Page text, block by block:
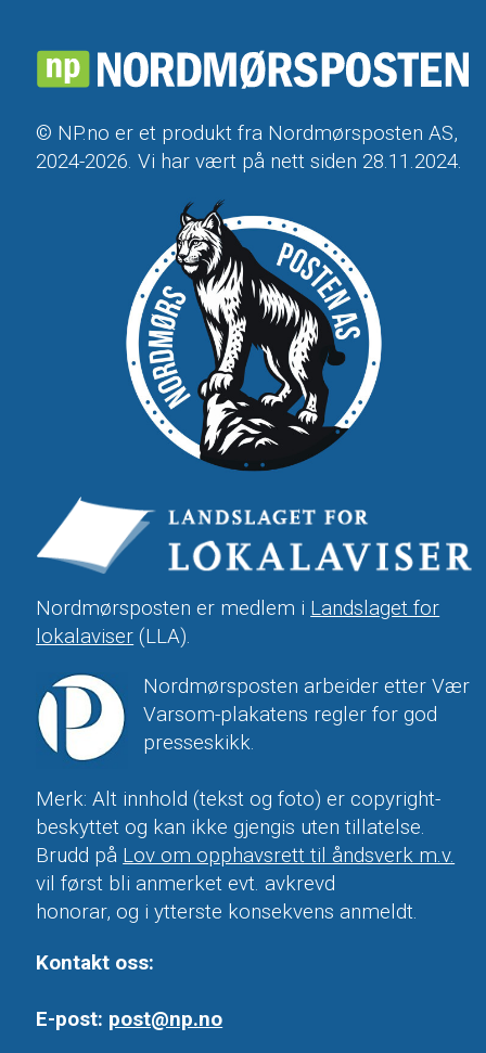
© NP.no er et produkt fra Nordmørsposten AS,
2024-2026. Vi har vært på nett siden 28.11.2024.
Nordmørsposten er medlem i Landslaget for
lokalaviser (LLA).
Nordmørsposten arbeider etter Vær
Varsom-plakatens regler for god
presseskikk.
Merk: Alt innhold (tekst og foto) er copyright-
beskyttet og kan ikke gjengis uten tillatelse.
Brudd på Lov om opphavsrett til åndsverk m.v.
vil først bli anmerket evt. avkrevd
honorar, og i ytterste konsekvens anmeldt.
Kontakt oss:
E-post: post@np.no